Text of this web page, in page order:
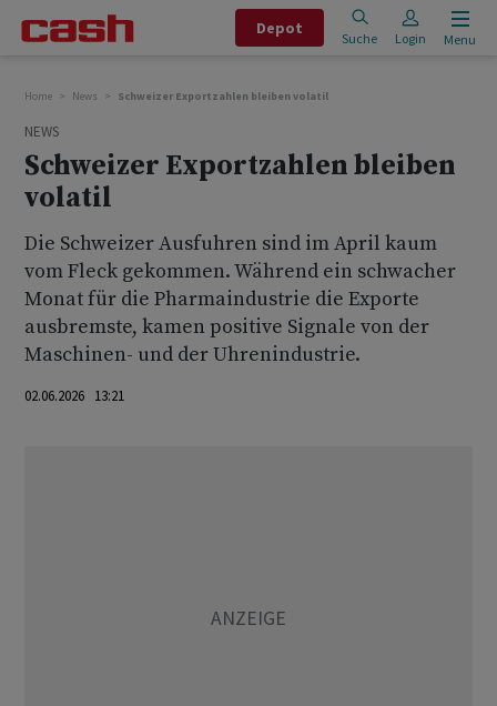
Depot
Suche Login Menu
Home News Schweizer Exportzahlen bleiben volatil
NEWS
Schweizer Exportzahlen bleiben
volatil
Die Schweizer Ausfuhren sind im April kaum
vom Fleck gekommen. Während ein schwacher
Monat für die Pharmaindustrie die Exporte
ausbremste, kamen positive Signale von der
Maschinen- und der Uhrenindustrie.
02.06.2026 13:21